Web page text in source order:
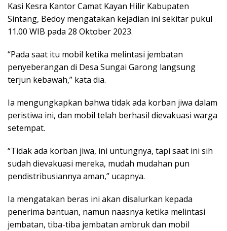
Kasi Kesra Kantor Camat Kayan Hilir Kabupaten
Sintang, Bedoy mengatakan kejadian ini sekitar pukul
11.00 WIB pada 28 Oktober 2023.
“Pada saat itu mobil ketika melintasi jembatan
penyeberangan di Desa Sungai Garong langsung
terjun kebawah,” kata dia.
Ia mengungkapkan bahwa tidak ada korban jiwa dalam
peristiwa ini, dan mobil telah berhasil dievakuasi warga
setempat.
“Tidak ada korban jiwa, ini untungnya, tapi saat ini sih
sudah dievakuasi mereka, mudah mudahan pun
pendistribusiannya aman,” ucapnya.
Ia mengatakan beras ini akan disalurkan kepada
penerima bantuan, namun naasnya ketika melintasi
jembatan, tiba-tiba jembatan ambruk dan mobil